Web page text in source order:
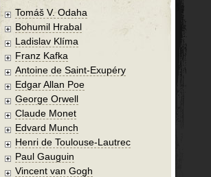
Tomáš V. Odaha
Bohumil Hrabal
Ladislav Klíma
Franz Kafka
Antoine de Saint-Exupéry
Edgar Allan Poe
George Orwell
Claude Monet
Edvard Munch
Henri de Toulouse-Lautrec
Paul Gauguin
Vincent van Gogh